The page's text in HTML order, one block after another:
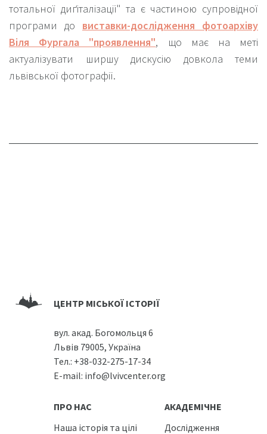
тотальної диґіталізації" та є частиною супровідної
програми до виставки-дослідження фотоархіву
Віля Фургала "проявлення", що має на меті
актуалізувати ширшу дискусію довкола теми
львівської фотографії.
ЦЕНТР МІСЬКОЇ ІСТОРІЇ
вул. акад. Богомольця 6
Львів 79005, Україна
Тел.: +38-032-275-17-34
E-mail: info@lvivcenter.org
ПРО НАС
Наша історія та цілі
АКАДЕМІЧНЕ
Дослідження